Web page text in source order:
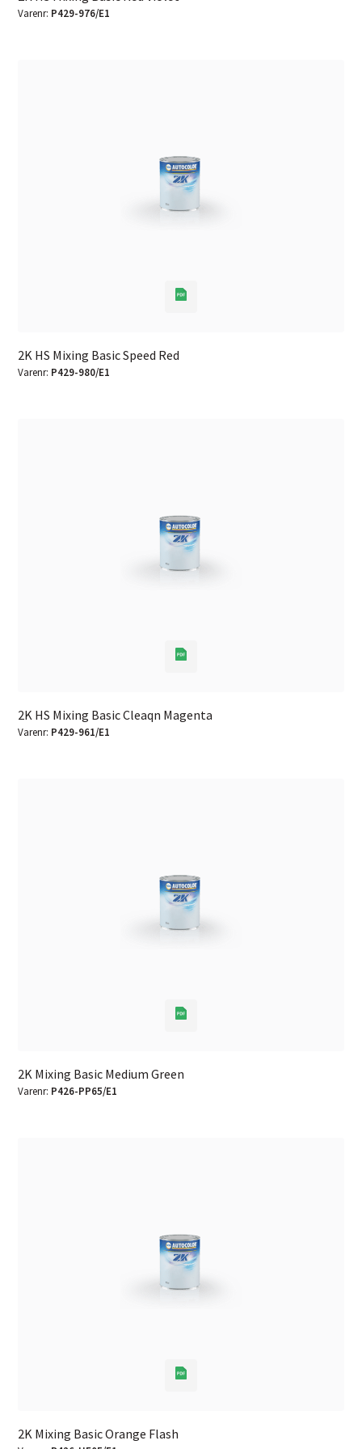
Varenr: P429-976/E1
2K HS Mixing Basic Speed Red
Varenr: P429-980/E1
2K HS Mixing Basic Cleaqn Magenta
Varenr: P429-961/E1
2K Mixing Basic Medium Green
Varenr: P426-PP65/E1
2K Mixing Basic Orange Flash